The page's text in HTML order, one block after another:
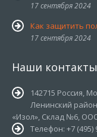
17 сентября 2024
Как защитить
17 сентября 2024
Наши контакты
142715 Россия,
Ленинский
«Изол», Склад №6,
Телефон: +7 (495)